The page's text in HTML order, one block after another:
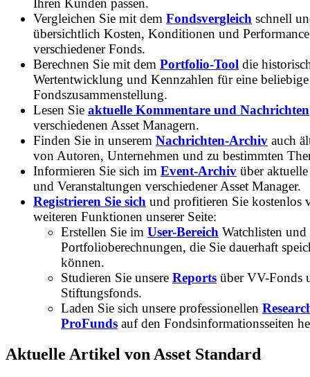
Ihren Kunden passen.
Vergleichen Sie mit dem Fondsvergleich schnell
übersichtlich Kosten, Konditionen und Performance
verschiedener Fonds.
Berechnen Sie mit dem Portfolio-Tool die
Wertentwicklung und Kennzahlen für eine beliebige
Fondszusammenstellung.
Lesen Sie aktuelle Kommentare und Nachrichten
verschiedenen Asset Managern.
Finden Sie in unserem Nachrichten-Archiv auch
von Autoren, Unternehmen und zu bestimmten
Informieren Sie sich im Event-Archiv über
und Veranstaltungen verschiedener Asset Manager.
Registrieren Sie sich und profitieren Sie kostenlos
weiteren Funktionen unserer Seite:
Erstellen Sie im User-Bereich Watchlisten und
Portfolioberechnungen, die Sie dauerhaft
können.
Studieren Sie unsere Reports über VV-Fonds
Stiftungsfonds.
Laden Sie sich unsere professionellen
ProFunds auf den Fondsinformationsseiten
Aktuelle Artikel von Asset Standard